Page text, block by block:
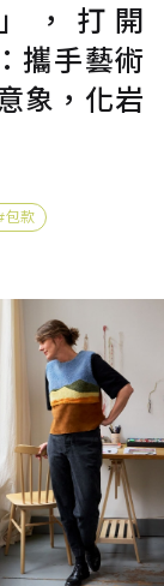
，打開
攜手藝術
象，化岩
包款